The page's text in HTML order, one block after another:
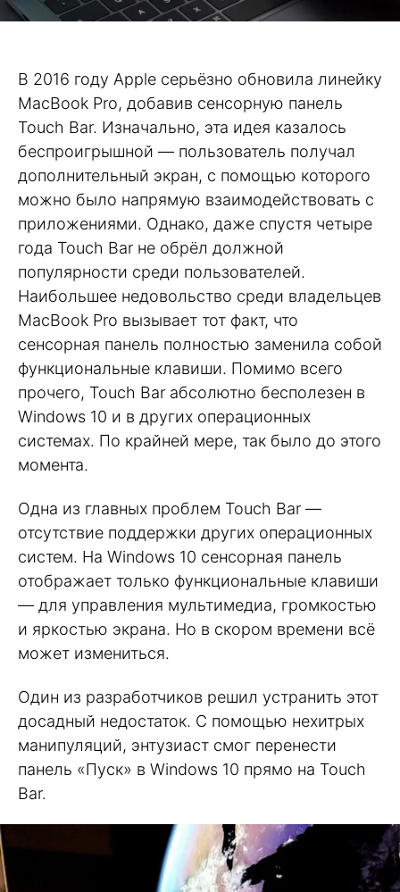
В 2016 году Apple серьёзно обновила линейку
MacBook Pro, добавив сенсорную панель
Touch Bar. Изначально, эта идея казалось
беспроигрышной — пользователь получал
дополнительный экран, с помощью которого
можно было напрямую взаимодействовать с
приложениями. Однако, даже спустя четыре
года Touch Bar не обрёл должной
популярности среди пользователей.
Наибольшее недовольство среди владельцев
MacBook Pro вызывает тот факт, что
сенсорная панель полностью заменила собой
функциональные клавиши. Помимо всего
прочего, Touch Bar абсолютно бесполезен в
Windows 10 и в других операционных
системах. По крайней мере, так было до этого
момента.
Одна из главных проблем Touch Bar —
отсутствие поддержки других операционных
систем. На Windows 10 сенсорная панель
отображает только функциональные клавиши
— для управления мультимедиа, громкостью
и яркостью экрана. Но в скором времени всё
может измениться.
Один из разработчиков решил устранить этот
досадный недостаток. С помощью нехитрых
манипуляций, энтузиаст смог перенести
панель «Пуск» в Windows 10 прямо на Touch
Bar.